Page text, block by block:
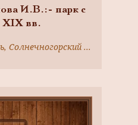
И.В.:- парк с
вв.
Московская область, Солнечногорский район, д. Тараканово